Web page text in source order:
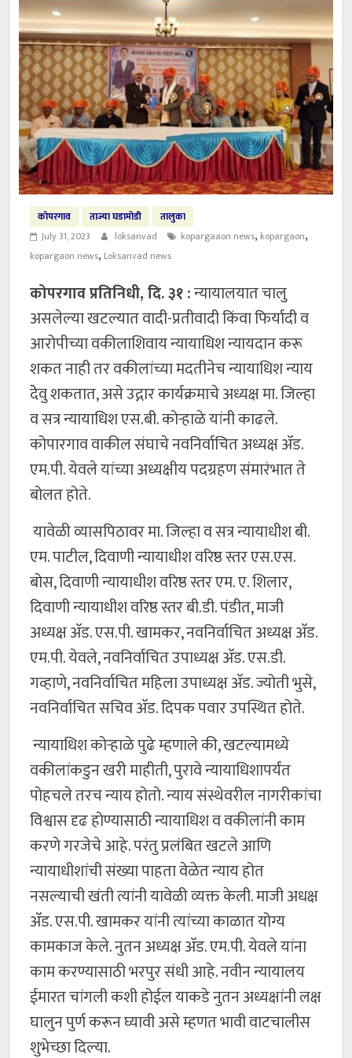
कोपरगाव ताज्या घडामोडी
तालुका
July 31, 2023
loksanvad kopargaaon news, kopargaon,
kopargaon news, Loksanvad news
कोपरगाव प्रतिनिधी, दि. ३१ :न्यायालयात चालु
असलेल्या खटल्यात वादी-प्रतीवादी किंवा फिर्यादी व
आरोपीच्या वकीलाशिवाय न्यायाधिश न्यायदान करू
शकत नाही तर वकीलांच्या मदतीनेच न्यायाधिश न्याय
देेवु शकतात, असे उद्गार कार्यक्रमाचे अध्यक्ष मा. जिल्हा
व सत्र न्यायाधिश एस.बी. कोऱ्हाळे यांनी काढले.
कोपारगाव वाकील संघाचे नवनिर्वाचित अध्यक्ष अ‍ॅड.
एम.पी. येवले यांच्या अध्यक्षीय पदग्रहण संमारंभात ते
बोलत होते.
यावेळी व्यासपिठावर मा. जिल्हा व सत्र न्यायाधीश बी.
एम. पाटील, दिवाणी न्यायाधीश वरिष्ठ स्तर एस.एस.
बोस, दिवाणी न्यायाधीश वरिष्ठ स्तर एम. ए. शिलार,
दिवाणी न्यायाधीश वरिष्ठ स्तर बी.डी. पंडीत, माजी
अध्यक्ष अ‍ॅड. एस.पी. खामकर, नवनिर्वाचित अध्यक्ष अ‍ॅड.
एम.पी. येवले, नवनिर्वाचित उपाध्यक्ष अ‍ॅड. एस.डी.
गव्हाणे, नवनिर्वाचित महिला उपाध्यक्ष अ‍ॅड. ज्योती भुसे,
नवनिर्वाचित सचिव अ‍ॅड. दिपक पवार उपस्थित होते.
न्यायाधिश कोऱ्हाळे पुढे म्हणाले की, खटल्यामध्ये
वकीलांकडुन खरी माहीती, पुरावे न्यायाधिशापर्यंत
पोहचले तरच न्याय होतो. न्याय संस्थेवरील नागरीकांचा
विश्वास दृढ होण्यासाठी न्यायाधिश व वकीलांनी काम
करणे गरजेचे आहे. परंतु प्रलंबित खटले आणि
न्यायाधीशांची संख्या पाहता वेळेत न्याय होत
नसल्याची खंती त्यांनी यावेळी व्यक्त केली. माजी अधक्ष
अ‍ॅड. एस.पी. खामकर यांनी त्यांच्या काळात योग्य
कामकाज केले. नुतन अध्यक्ष अ‍ॅड. एम.पी. येवले यांना
काम करण्यासाठी भरपुर संधी आहे. नवीन न्यायालय
ईमारत चांगली कशी होईल याकडे नुतन अध्यक्षांनी लक्ष
घालुन पुर्ण करून घ्यावी असे म्हणत भावी वाटचालीस
शुभेच्छा दिल्या.